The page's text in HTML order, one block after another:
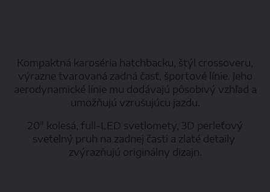
Kompaktná karoséria hatchbacku, štýl crossoveru,
výrazne tvarovaná zadná časť, športové línie. Jeho
aerodynamické línie mu dodávajú pôsobivý vzhľad a
umožňujú vzrušujúcu jazdu.
20" kolesá, full-LED svetlomety, 3D perleťový
svetelný pruh na zadnej časti a zlaté detaily
zvýrazňujú originálny dizajn.